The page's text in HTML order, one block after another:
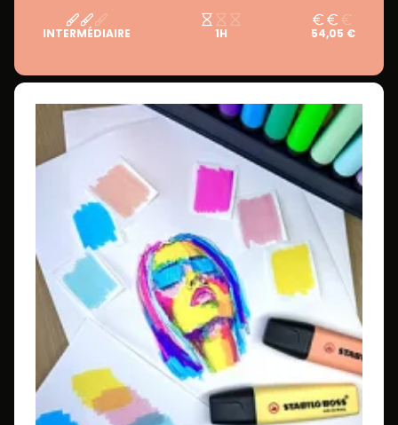
INTERMÉDIAIRE 1H 54,05 €